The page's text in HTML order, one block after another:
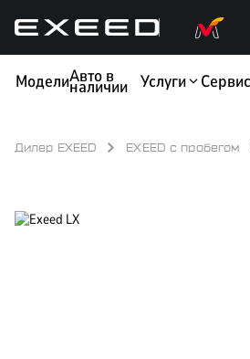
МоделиАвто в
наличии Услуги Сервис
КРЕДИТ
Дилер EXEED EXEED с пробегом